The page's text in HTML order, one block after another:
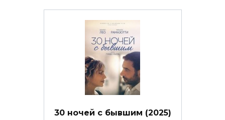
30 ночей с бывшим (2025)